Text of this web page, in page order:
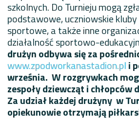
szkolnych. Do Turnieju mogą
podstawowe, uczniowskie
sportowe, a także inne
działalność sportowo-
drużyn odbywa się za
www.zpodworkanastadion.pli
września. W rozgrywkach
zespoły dziewcząt i chłopców
Za udział każdej drużyny w
opiekunowie otrzymają